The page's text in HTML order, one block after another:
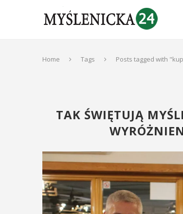
Home Tags Posts tagged with
TAK ŚWIĘTUJĄ